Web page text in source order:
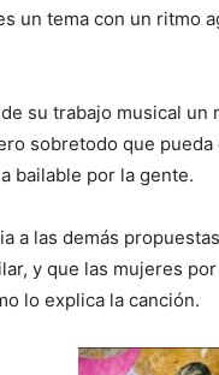
un tema con un ritmo
su trabajo musical
sobretodo que
bailable por la gente.
a las demás
y que las mujeres
lo explica la canción.